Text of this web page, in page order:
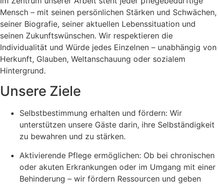
Mensch – mit seinen persönlichen Stärken und Schwächen,
seiner Biografie, seiner aktuellen Lebenssituation und
seinen Zukunftswünschen. Wir respektieren die
Individualität und Würde jedes Einzelnen – unabhängig von
Herkunft, Glauben, Weltanschauung oder sozialem
Hintergrund.
Unsere Ziele
Selbstbestimmung erhalten und fördern: Wir
unterstützen unsere Gäste darin, ihre Selbständigkeit
zu bewahren und zu stärken.
Aktivierende Pflege ermöglichen: Ob bei chronischen
oder akuten Erkrankungen oder im Umgang mit einer
Behinderung – wir fördern Ressourcen und geben